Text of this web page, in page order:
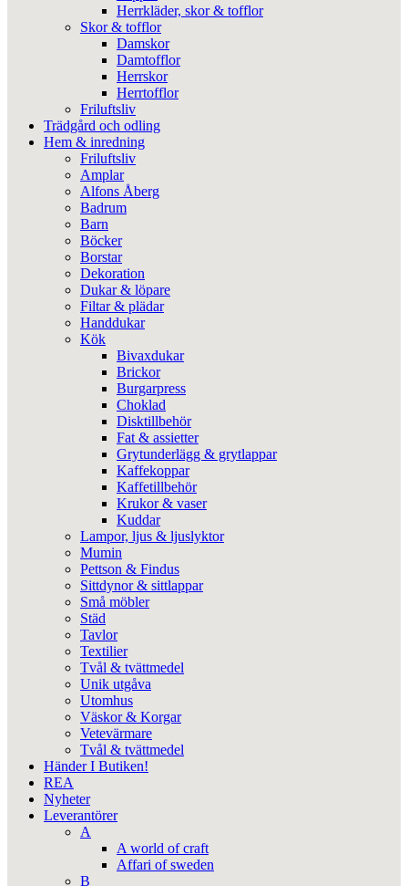
Herrkläder, skor & tofflor
Skor & tofflor
Damskor
Damtofflor
Herrskor
Herrtofflor
Friluftsliv
Trädgård och odling
Hem & inredning
Friluftsliv
Amplar
Alfons Åberg
Badrum
Barn
Böcker
Borstar
Dekoration
Dukar & löpare
Filtar & plädar
Handdukar
Kök
Bivaxdukar
Brickor
Burgarpress
Choklad
Disktillbehör
Fat & assietter
Grytunderlägg & grytlappar
Kaffekoppar
Kaffetillbehör
Krukor & vaser
Kuddar
Lampor, ljus & ljuslyktor
Mumin
Pettson & Findus
Sittdynor & sittlappar
Små möbler
Städ
Tavlor
Textilier
Tvål & tvättmedel
Unik utgåva
Utomhus
Väskor & Korgar
Vetevärmare
Tvål & tvättmedel
Händer I Butiken!
REA
Nyheter
Leverantörer
A
A world of craft
Affari of sweden
B